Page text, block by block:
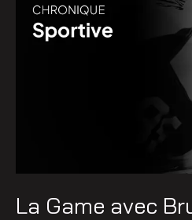
La Game avec